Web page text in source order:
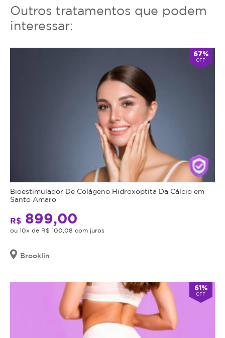
Outros tratamentos que podem
interessar:
67%
OFF
Bioestimulador De Colágeno Hidroxoptita Da Cálcio em
Santo Amaro
R$ 899,00
ou 10x de R$ 100,08 com juros
Brooklin
61%
OFF